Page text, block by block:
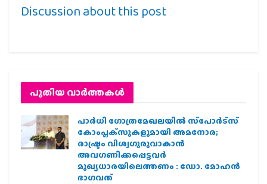
Discussion about this post
പുതിയ വാര്‍ത്തകള്‍
പാര്‍ധി ഗോത്രമേഖലയില്‍ സ്‌പോര്‍ട്‌സ്
കോംപ്ലക്‌സുകളുമായി അമനോര;
രാഷ്ട്രം വിശ്വഗുരുവാകാന്‍
അവഗണിക്കപ്പെട്ടവര്‍
മുഖ്യധാരയിലെത്തണം : ഡോ. മോഹന്‍
ഭാഗവത്